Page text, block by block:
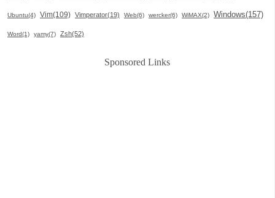
Ubuntu(4) Vim(109) Vimperator(19) Web(6) wercker(6) WiMAX(2) Windows(157)
Word(1) yamy(7) Zsh(52)
Sponsored Links